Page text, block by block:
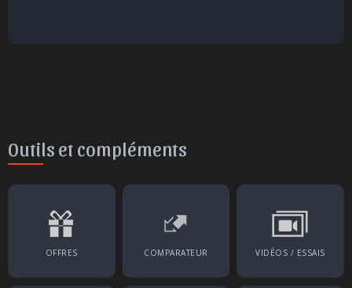
Outils et compléments
OFFRES COMPARATEUR VIDÉOS / ESSAIS